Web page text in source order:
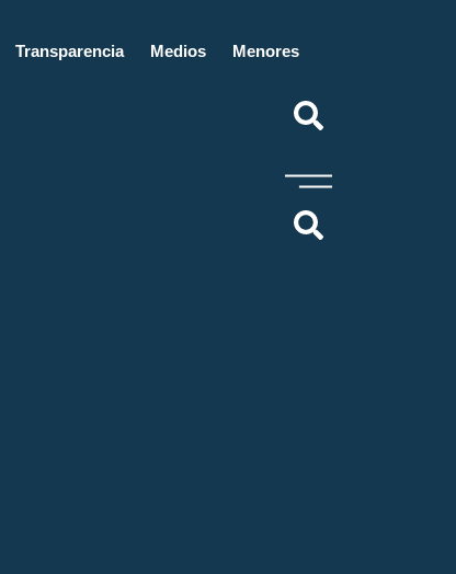
Transparencia Medios Menores